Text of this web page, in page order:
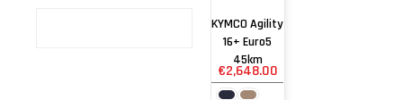
KYMCO Agility
16+ Euro5
45km
€2,648.00